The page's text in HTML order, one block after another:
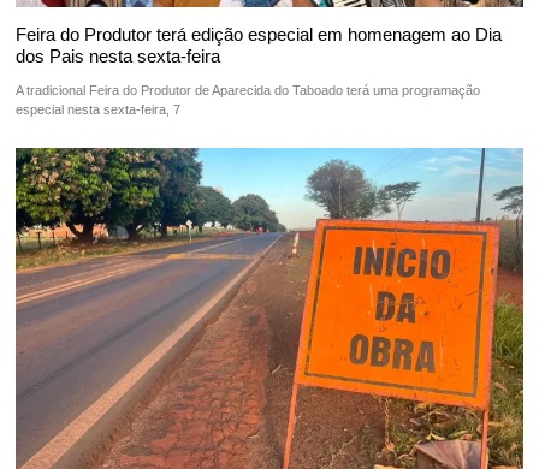
Feira do Produtor terá edição especial em homenagem ao Dia
dos Pais nesta sexta-feira
A tradicional Feira do Produtor de Aparecida do Taboado terá uma programação
especial nesta sexta-feira, 7